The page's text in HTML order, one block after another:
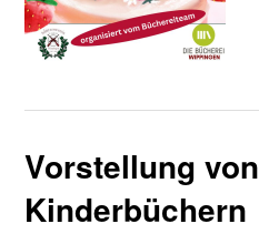
Vorstellung von
Kinderbüchern